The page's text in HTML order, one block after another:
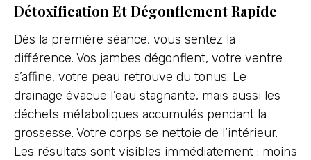
Détoxification Et Dégonflement Rapide
Dès la première séance, vous sentez la
différence. Vos jambes dégonflent, votre ventre
s’affine, votre peau retrouve du tonus. Le
drainage évacue l’eau stagnante, mais aussi les
déchets métaboliques accumulés pendant la
grossesse. Votre corps se nettoie de l’intérieur.
Les résultats sont visibles immédiatement : moins